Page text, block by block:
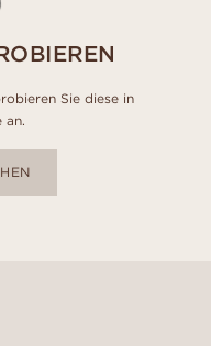
Sie diese in
an.